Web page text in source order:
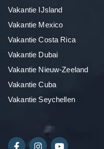
Vakantie IJsland
Vakantie Mexico
Vakantie Costa Rica
Vakantie Dubai
Vakantie Nieuw-Zeeland
Vakantie Cuba
Vakantie Seychellen